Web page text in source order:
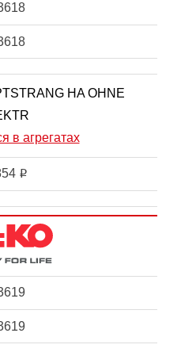
HA OHNE
в агрегатах
i